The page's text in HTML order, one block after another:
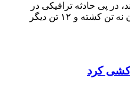
حادثه ترافیکی در
مربوطات شهرستان اندر این استان نه تن کشته و ۱۲ تن دیگر